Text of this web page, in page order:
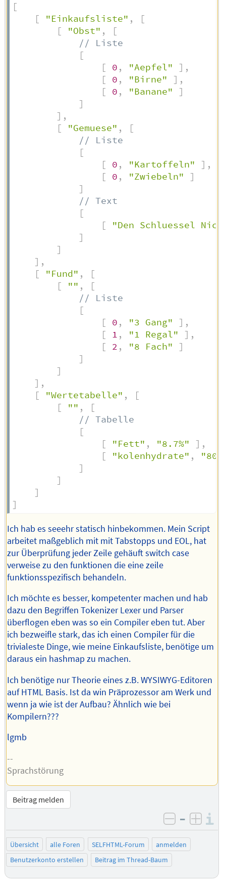
[
[
"Einkaufsliste" ,
[
[
"Obst" ,
[
// Liste
[
[
0 , "Aepfel" ] ,
[
0 , "Birne" ] ,
[
0 , "Banane"
]
]
] ,
[
"Gemuese" ,
[
// Liste
[
[
0 , "Kartoffeln" ] ,
[
0 , "Zwiebeln"
]
]
// Text
[
[
"Den Schluessel
]
]
] ,
[
"Fund" ,
[
[
"" ,
[
// Liste
[
[
0 , "3 Gang" ] ,
[
1 , "1 Regal" ] ,
[
2 , "8 Fach"
]
]
]
] ,
[
"Wertetabelle" ,
[
[
"" ,
[
// Tabelle
[
[
"Fett" , "8.7%" ] ,
[
"kolenhydrate" ,
]
]
]
]
Ich hab es seeehr statisch hinbekommen. Mein Script
arbeitet maßgeblich mit mit Tabstopps und EOL, hat
zur Überprüfung jeder Zeile gehäuft switch case
verweise zu den funktionen die eine zeile
funktionsspezifisch behandeln.
Ich möchte es besser, kompetenter machen und hab
dazu den Begriffen Tokenizer Lexer und Parser
überflogen eben was so ein Compiler eben tut. Aber
ich bezweifle stark, das ich einen Compiler für die
trivialeste Dinge, wie meine Einkaufsliste, benötige um
daraus ein hashmap zu machen.
Ich benötige nur Theorie eines z.B. WYSIWYG-Editoren
auf HTML Basis. Ist da win Präprozessor am Werk und
wenn ja wie ist der Aufbau? Ähnlich wie bei
Kompilern???
lgmb
--
Sprachstörung
Beitrag melden
negativ
–
Übersicht alle Foren SELFHTML-Forum
anmelden
Benutzerkonto erstellen
Beitrag im Thread-Baum